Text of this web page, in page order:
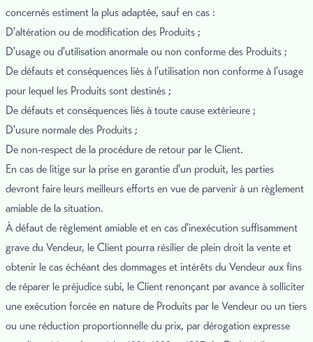
concernés estiment la plus adaptée, sauf en cas :
D'altération ou de modification des Produits ;
D'usage ou d'utilisation anormale ou non conforme des Produits ;
De défauts et conséquences liés à l'utilisation non conforme à l'usage
pour lequel les Produits sont destinés ;
De défauts et conséquences liés à toute cause extérieure ;
D'usure normale des Produits ;
De non-respect de la procédure de retour par le Client.
En cas de litige sur la prise en garantie d'un produit, les parties
devront faire leurs meilleurs efforts en vue de parvenir à un règlement
amiable de la situation.
À défaut de règlement amiable et en cas d'inexécution suffisamment
grave du Vendeur, le Client pourra résilier de plein droit la vente et
obtenir le cas échéant des dommages et intérêts du Vendeur aux fins
de réparer le préjudice subi, le Client renonçant par avance à solliciter
une exécution forcée en nature de Produits par le Vendeur ou un tiers
ou une réduction proportionnelle du prix, par dérogation expresse